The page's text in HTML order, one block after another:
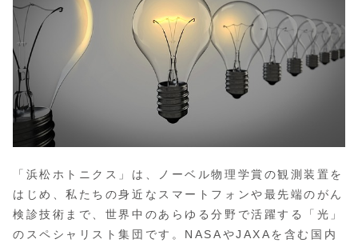
「浜松ホトニクス」は、ノーベル物理学賞の観測装置を
はじめ、私たちの身近なスマートフォンや最先端のがん
検診技術まで、世界中のあらゆる分野で活躍する「光」
のスペシャリスト集団です。NASAやJAXAを含む国内